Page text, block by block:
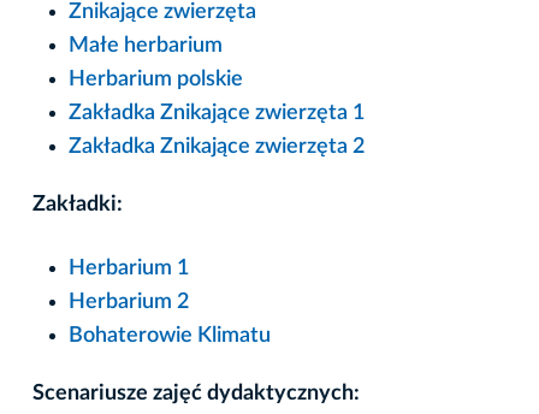
Znikające zwierzęta
Małe herbarium
Herbarium polskie
Zakładka Znikające zwierzęta 1
Zakładka Znikające zwierzęta 2
Zakładki:
Herbarium 1
Herbarium 2
Bohaterowie Klimatu
Scenariusze zajęć dydaktycznych: